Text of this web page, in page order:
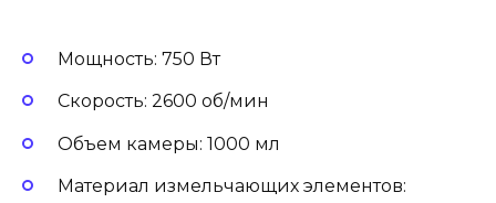
Мощность: 750 Вт
Скорость: 2600 об/мин
Объем камеры: 1000 мл
Материал измельчающих элементов: